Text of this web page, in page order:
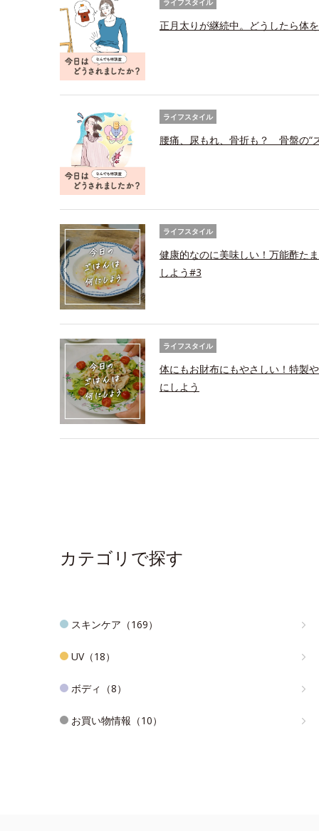
ライフスタイル
正月太りが継続中。どうしたら体
ライフスタイル
腰痛、尿もれ、骨折も？ 骨盤の“
ライフスタイル
健康的なのに美味しい！万能酢た
しよう#3
ライフスタイル
体にもお財布にもやさしい！特製
にしよう
カテゴリで探す
スキンケア（169）
UV（18）
ボディ（8）
お買い物情報（10）